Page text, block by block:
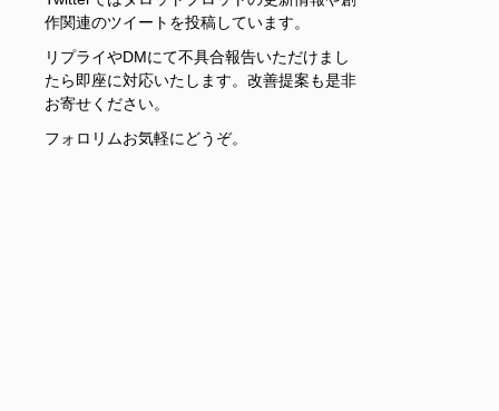
作関連のツイートを投稿しています。
リプライやDMにて不具合報告いただけまし
たら即座に対応いたします。改善提案も是非
お寄せください。
フォロリムお気軽にどうぞ。